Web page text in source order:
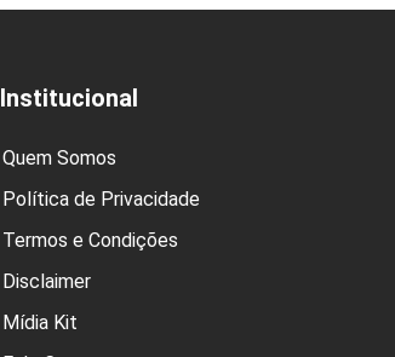
Institucional
Quem Somos
Política de Privacidade
Termos e Condições
Disclaimer
Mídia Kit